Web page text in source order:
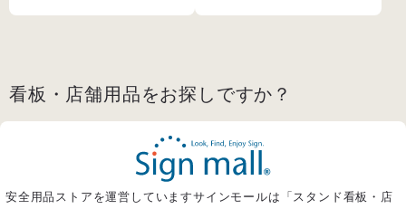
看板・店舗用品をお探しですか？
安全用品ストアを運営していますサインモールは「スタンド看板・店